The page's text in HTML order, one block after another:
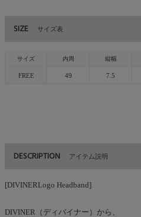
SIZE サイズ表
サイズ 内周 縦幅
FREE 49 7.5
DESCRIPTION アイテム説明
[DIVINERLogo Headband]
DIVINER（ディバイナー）から、